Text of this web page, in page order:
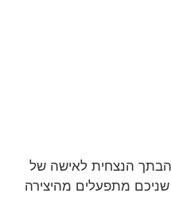
הנצחית לאישה של
מתפעלים מהיצירה